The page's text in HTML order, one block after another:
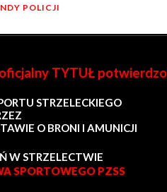
POLICJI
oficjalny TYTUŁ
STRZELECKIEGO
O BRONI I AMUNICJI
W STRZELECTWIE
SPORTOWEGO PZSS